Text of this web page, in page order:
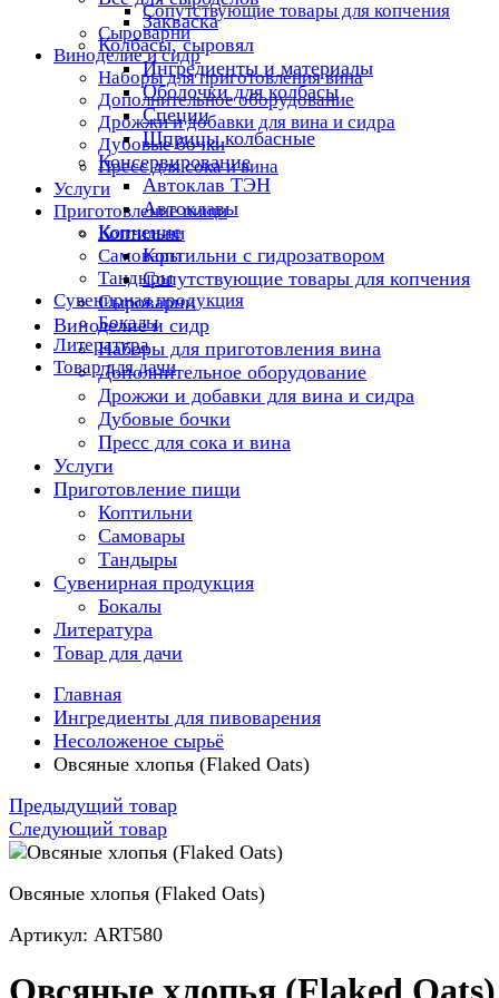
Сопутствующие товары для копчения
Сыроварни
Виноделие и сидр
Наборы для приготовления вина
Дополнительное оборудование
Дрожжи и добавки для вина и сидра
Дубовые бочки
Пресс для сока и вина
Услуги
Приготовление пищи
Коптильни
Самовары
Тандыры
Сувенирная продукция
Бокалы
Литература
Товар для дачи
Закваска
Колбасы, сыровял
Ингредиенты и материалы
Оболочки для колбасы
Специи
Шприцы колбасные
Консервирование
Автоклав ТЭН
Автоклавы
Копчение
Коптильни с гидрозатвором
Сопутствующие товары для копчения
Сыроварни
Виноделие и сидр
Наборы для приготовления вина
Дополнительное оборудование
Дрожжи и добавки для вина и сидра
Дубовые бочки
Пресс для сока и вина
Услуги
Приготовление пищи
Коптильни
Самовары
Тандыры
Сувенирная продукция
Бокалы
Литература
Товар для дачи
Главная
Ингредиенты для пивоварения
Несоложеное сырьё
Овсяные хлопья (Flaked Oats)
Предыдущий товар
Следующий товар
Овсяные хлопья (Flaked Oats)
Артикул: ART580